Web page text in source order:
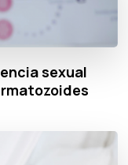
sexual